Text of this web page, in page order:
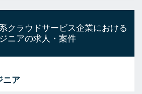
クラウドサービス企業における
ニアの求人・案件
ニア